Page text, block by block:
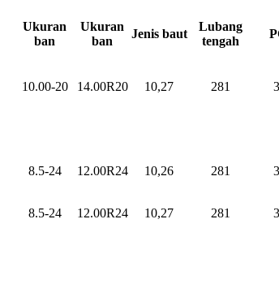
Ukuran
ban
Ukuran
ban
Jenis baut
Lubang
tengah
10.00-20 14.00R20 10,27 281
8.5-24 12.00R24 10,26 281
8.5-24 12.00R24 10,27 281